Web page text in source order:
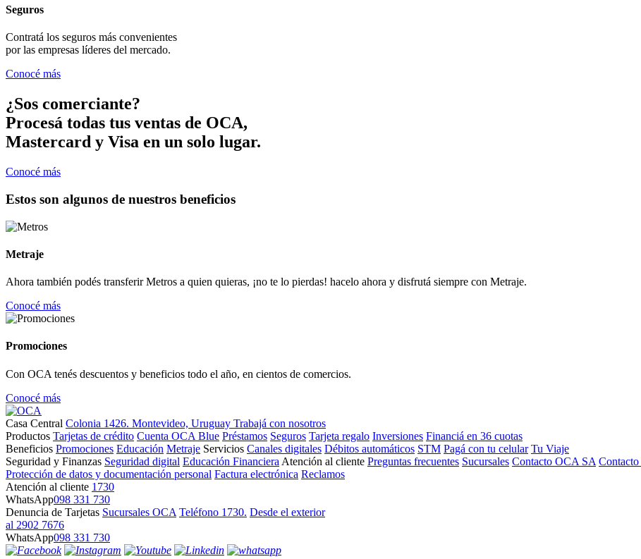
Seguros
Contratá los seguros más convenientes
por las empresas líderes del mercado.
Conocé más
¿Sos comerciante?
Procesá todas tus ventas de OCA,
Mastercard y Visa en un solo lugar.
Conocé más
Estos son algunos de nuestros beneficios
Metraje
Ahora también podés transferir Metros a quien quieras, ¡no te lo pierdas! hacelo ahora y disfrutá siempre con Metraje.
Conocé más
Promociones
Con OCA tenés descuentos y beneficios todo el año, en cientos de comercios.
Conocé más
Casa Central Colonia 1426. Montevideo, Uruguay Trabajá con nosotros
Productos Tarjetas de crédito Cuenta OCA Blue Préstamos Seguros Tarjeta regalo Inversiones Financiá en 36 cuotas
Beneficios Promociones Educación Metraje Servicios Canales digitales Débitos automáticos STM Pagá con tu celular Tu Viaje
Seguridad y Finanzas Seguridad digital Educación Financiera Atención al cliente Preguntas frecuentes Sucursales Contacto OCA SA
Protección de datos y documentación personal Factura electrónica Reclamos
Atención al cliente 1730
WhatsApp098 331 730
Denuncia de Tarjetas Sucursales OCA Teléfono 1730. Desde el exterior
al 2902 7676
WhatsApp098 331 730